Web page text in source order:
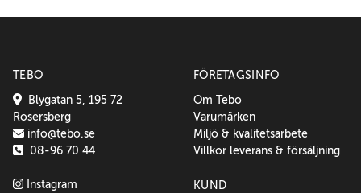
TEBO
Blygatan 5, 195 72
Rosersberg
info@tebo.se
08-96 70 44
Instagram
FÖRETAGSINFO
Om Tebo
Varumärken
Miljö & kvalitetsarbete
Villkor leverans & försäljning
KUND